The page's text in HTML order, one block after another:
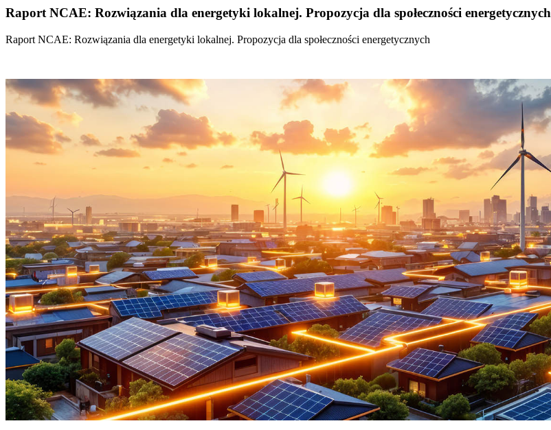
Raport NCAE: Rozwiązania dla energetyki lokalnej. Propozycja dla społeczności energetycznych
Raport NCAE: Rozwiązania dla energetyki lokalnej. Propozycja dla społeczności energetycznych